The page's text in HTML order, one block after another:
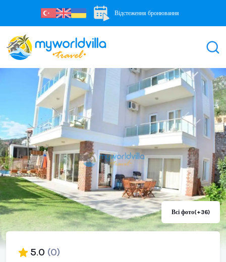
Відстеження бронювання
Всі фото(+36)
5.0 (0)